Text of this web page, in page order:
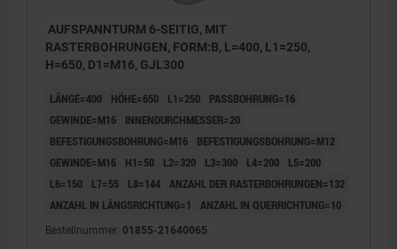
AUFSPANNTURM 6-SEITIG, MIT
RASTERBOHRUNGEN, FORM:B, L=400, L1=250,
H=650, D1=M16, GJL300
LÄNGE=400 HÖHE=650 L1=250
PASSBOHRUNG=16
GEWINDE=M16
INNENDURCHMESSER=20
BEFESTIGUNGSBOHRUNG=M16
BEFESTIGUNGSBOHRUNG=M12
GEWINDE=M16
H1=50 L2=320 L3=300 L4=200
L5=200
L6=150
L7=55 L8=144 ANZAHL DER RASTERBOHRUNGEN=132
ANZAHL IN LÄNGSRICHTUNG=1
ANZAHL IN QUERRICHTUNG=10
Bestellnummer: 01855-21640065